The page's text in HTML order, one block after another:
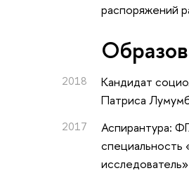
распоряжений
2018
Кандидат
Патриса
2017
Аспирантура:
специальность
исследователь»